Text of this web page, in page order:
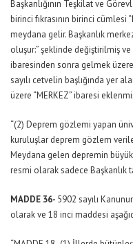
Başkanlığının Teşkilat ve
birinci fıkrasının birinci cümlesi
meydana gelir. Başkanlık
oluşur:” şeklinde değiştirilmiş ve
ibaresinden sonra gelmek
sayılı cetvelin başlığında yer
üzere “MERKEZ” ibaresi
“(2) Deprem gözlemi yapan
kuruluşlar deprem gözlem
Meydana gelen depremin
resmi olarak sadece Başkanlık
MADDE 36- 5902 sayılı
olarak ve 18 inci maddesi